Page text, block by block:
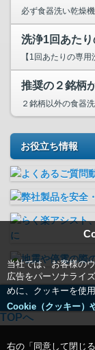
当社では、お客様の
広告をパーソナライ
めに、クッキーを使
Cookie（クッキー）
右の「同意して閉じ
必ず食器洗い乾燥
【1回あたりの専
推奨の２銘柄
２銘柄以外の食器
お役立ち情報
TOPへ